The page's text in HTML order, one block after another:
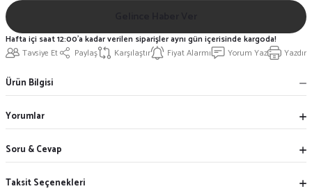
Tavsiye Et Paylaş Karşılaştır Fiyat Alarmı Yorum Yaz Yazdır
Hafta içi saat 12:00'a kadar verilen siparişler aynı gün içerisinde kargoda!
Ürün Bilgisi
Yorumlar
Soru & Cevap
Taksit Seçenekleri